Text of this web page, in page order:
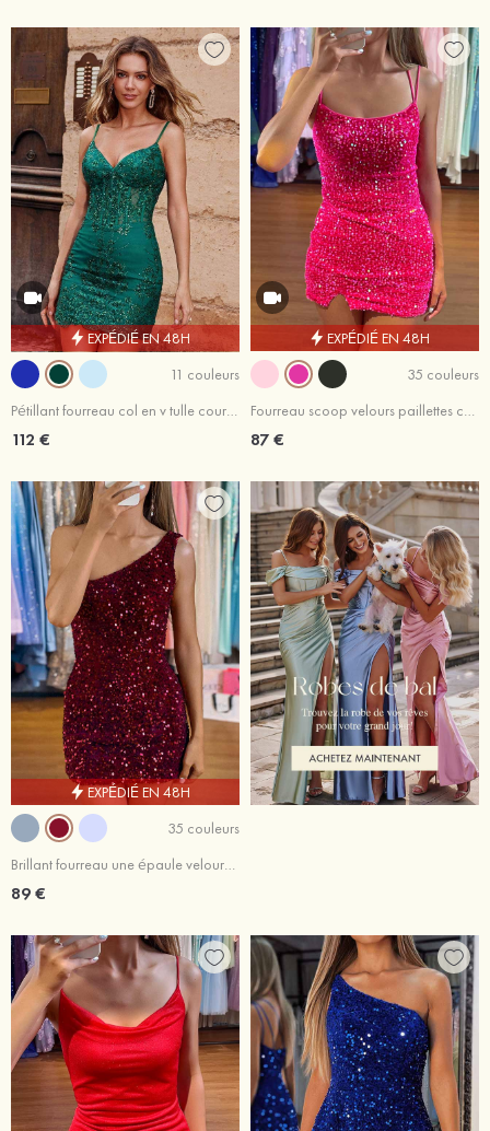
EXPÉDIÉ EN 48H
11 couleurs
Pétillant fourreau col en v tulle courte/mini robe de fête de la rentrée
112 €
EXPÉDIÉ EN 48H
35 couleurs
Fourreau scoop velours paillettes courte/mini robe de fête de la rentrée avec fendue
87 €
EXPÉDIÉ EN 48H
35 couleurs
Brillant fourreau une épaule velours paillettes courte/mini robe de fête de la rentrée
89 €